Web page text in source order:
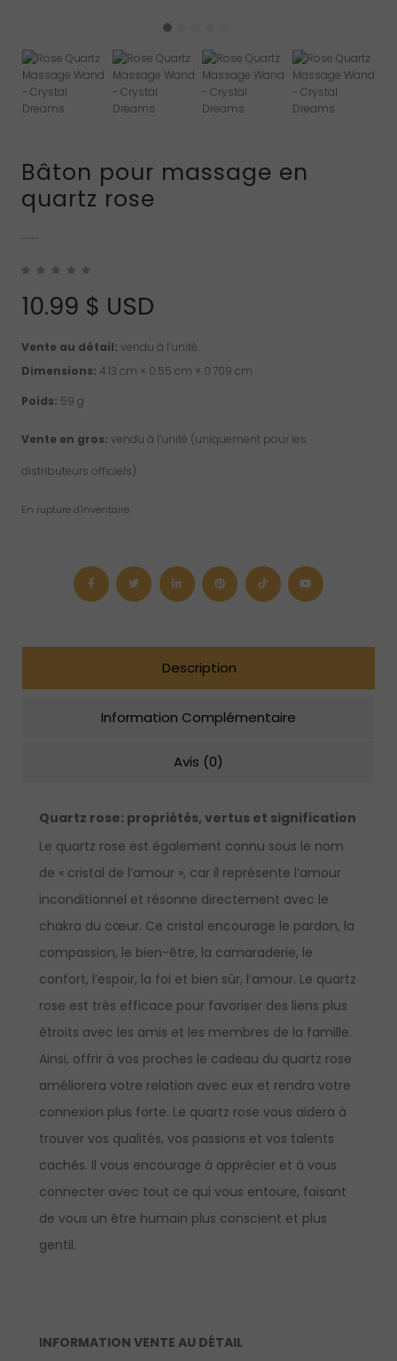
Bâton pour massage en
quartz rose
10.99 $ USD
Vente au détail: vendu à l’unité.
Dimensions: 4.13 cm × 0.55 cm × 0.709 cm
Poids: 59 g
Vente en gros: vendu à l’unité (uniquement pour les
distributeurs officiels).
En rupture d'inventaire
Description
Information Complémentaire
Avis (0)
Quartz rose: propriétés, vertus et signification
Le quartz rose est également connu sous le nom
de « cristal de l’amour », car il représente l’amour
inconditionnel et résonne directement avec le
chakra du cœur. Ce cristal encourage le pardon, la
compassion, le bien-être, la camaraderie, le
confort, l’espoir, la foi et bien sûr, l’amour. Le quartz
rose est très efficace pour favoriser des liens plus
étroits avec les amis et les membres de la famille.
Ainsi, offrir à vos proches le cadeau du quartz rose
améliorera votre relation avec eux et rendra votre
connexion plus forte. Le quartz rose vous aidera à
trouver vos qualités, vos passions et vos talents
cachés. Il vous encourage à apprécier et à vous
connecter avec tout ce qui vous entoure, faisant
de vous un être humain plus conscient et plus
gentil.
INFORMATION VENTE AU DÉTAIL